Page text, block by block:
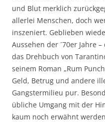
und Blut merklich
allerlei Menschen, doch
inszeniert. Geblieben
Aussehen der ´70er Jahre
das Drehbuch von
seinem Roman „Rum
Geld, Betrug und andere
Gangstermilieu pur.
übliche Umgang mit der
kaum noch erwähnt